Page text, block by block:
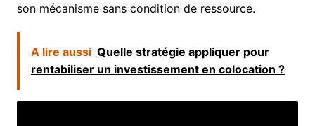
son mécanisme sans condition de ressource.
A lire aussi Quelle stratégie appliquer pour
rentabiliser un investissement en colocation ?